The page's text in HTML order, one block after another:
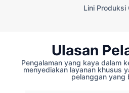
Lini Produksi
Ulasan
Pengalaman yang kaya dalam
menyediakan layanan khusus
pelanggan yang